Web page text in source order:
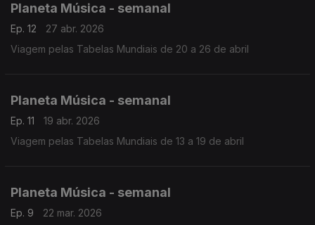
Planeta Música - semanal
Ep. 12
27 abr. 2026
Viagem pelas Tabelas Mundiais de 20 a 26 de abril
Planeta Música - semanal
Ep. 11
19 abr. 2026
Viagem pelas Tabelas Mundiais de 13 a 19 de abril
Planeta Música - semanal
Ep. 9
22 mar. 2026